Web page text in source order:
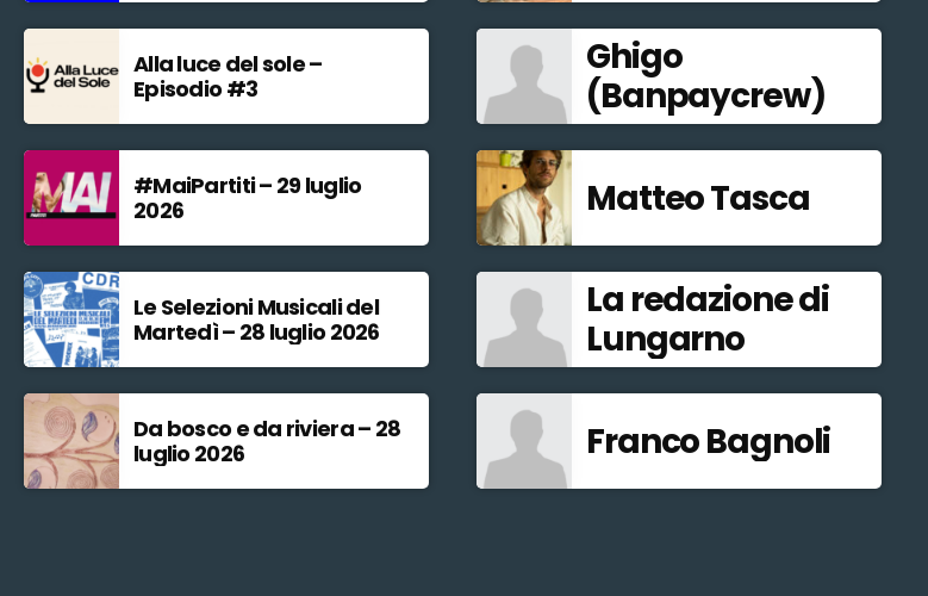
Alla luce del sole –
Episodio #3
#MaiPartiti – 29 luglio
2026
Le Selezioni Musicali del
Martedì – 28 luglio 2026
Da bosco e da riviera – 28
luglio 2026
Ghigo
(Banpaycrew)
Matteo Tasca
La redazione di
Lungarno
Franco Bagnoli